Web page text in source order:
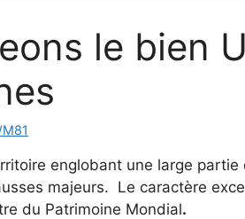
le bien
englobant une large
majeurs. Le caractère
du Patrimoine Mondial.